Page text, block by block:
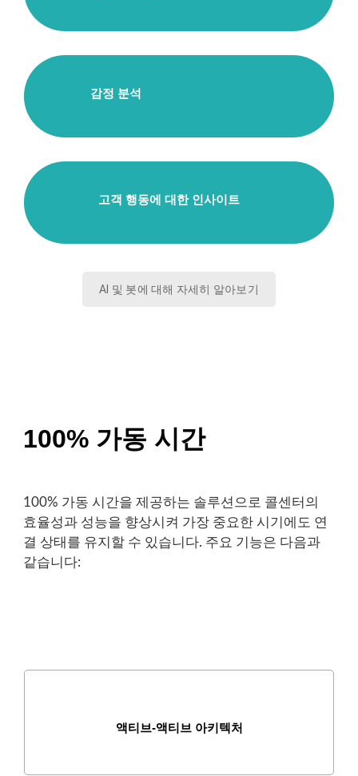
감정 분석
고객 행동에 대한 인사이트
AI 및 봇에 대해 자세히 알아보기
100% 가동 시간
100% 가동 시간을 제공하는 솔루션으로 콜센터의
효율성과 성능을 향상시켜 가장 중요한 시기에도 연
결 상태를 유지할 수 있습니다. 주요 기능은 다음과
같습니다:
액티브-액티브 아키텍처